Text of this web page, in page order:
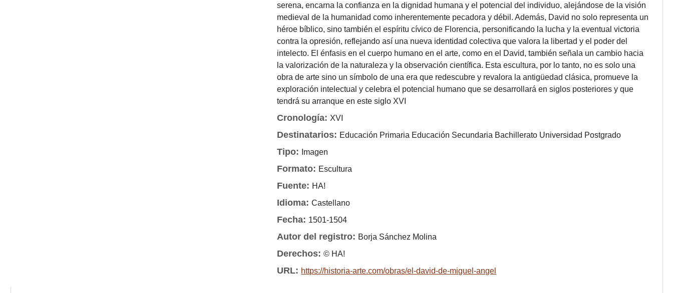
serena, encarna la confianza en la dignidad humana y el potencial del individuo, alejándose de la visión
medieval de la humanidad como inherentemente pecadora y débil. Además, David no solo representa un
héroe bíblico, sino también el espíritu cívico de Florencia, personificando la lucha y la eventual victoria
contra la opresión, reflejando así una nueva identidad colectiva que valora la libertad y el poder del
intelecto. El énfasis en el cuerpo humano en el arte, como en el David, también señala un cambio hacia
la valorización de la naturaleza y la observación científica. Esta escultura, por lo tanto, no es solo una
obra de arte sino un símbolo de una era que redescubre y revalora la antigüedad clásica, promueve la
exploración intelectual y celebra el potencial humano que se desarrollará en siglos posteriores y que
tendrá su arranque en este siglo XVI
Cronología: XVI
Destinatarios: Educación Primaria Educación Secundaria Bachillerato Universidad Postgrado
Tipo: Imagen
Formato: Escultura
Fuente: HA!
Idioma:Castellano
Fecha: 1501-1504
Autor del registro: Borja Sánchez Molina
Derechos:© HA!
URL: https://historia-arte.com/obras/el-david-de-miguel-angel